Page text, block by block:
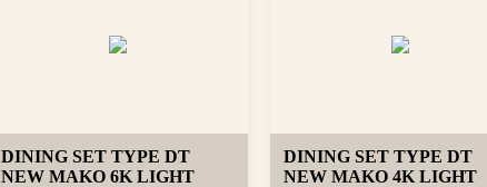
DINING SET TYPE DT
NEW MAKO 6K LIGHT
DINING SET TYPE DT
NEW MAKO 4K LIGHT